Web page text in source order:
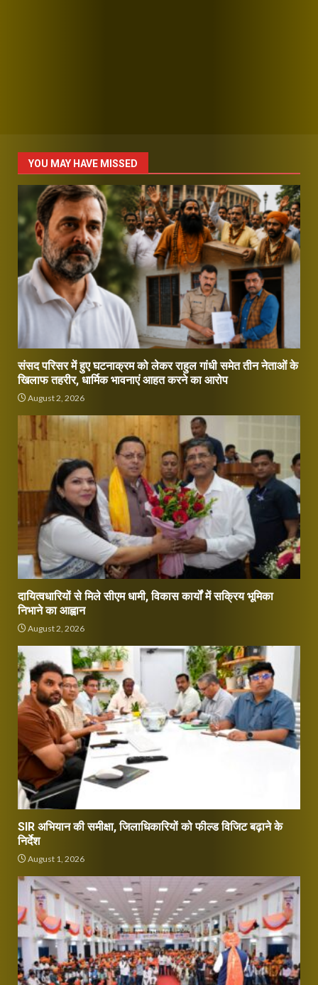
YOU MAY HAVE MISSED
संसद परिसर में हुए घटनाक्रम को लेकर राहुल गांधी समेत तीन नेताओं के
खिलाफ तहरीर, धार्मिक भावनाएं आहत करने का आरोप
August 2, 2026
दायित्वधारियों से मिले सीएम धामी, विकास कार्यों में सक्रिय भूमिका
निभाने का आह्वान
August 2, 2026
SIR अभियान की समीक्षा, जिलाधिकारियों को फील्ड विजिट बढ़ाने के
निर्देश
August 1, 2026